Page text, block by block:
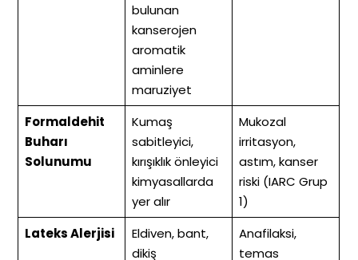
bulunan
kanserojen
aromatik
aminlere
maruziyet
Formaldehit
Buharı
Solunumu
Kumaş
sabitleyici,
kırışıklık önleyici
kimyasallarda
yer alır
Mukozal
irritasyon,
astım, kanser
riski (IARC Grup
1)
Lateks Alerjisi
Eldiven, bant,
dikiş
Anafilaksi,
temas